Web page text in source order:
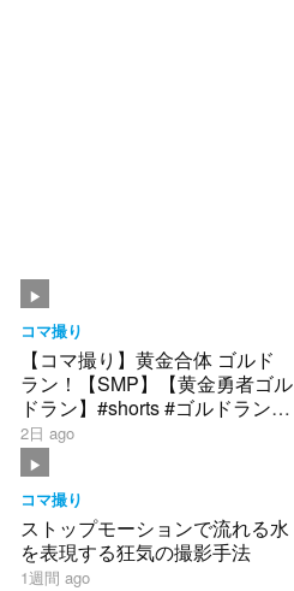
コマ撮り
【コマ撮り】黄金合体 ゴルド
ラン！【SMP】【黄金勇者ゴル
ドラン】#shorts #ゴルドラン
#smp #stopmotion #黄金合体 ＃
2日 ago
コマ撮り
ストップモーションで流れる水
を表現する狂気の撮影手法
1週間 ago